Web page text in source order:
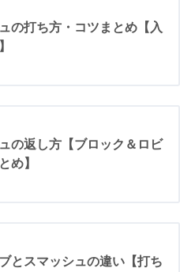
の打ち方・コツまとめ【入
の返し方【ブロック＆ロビ
め】
とスマッシュの違い【打ち